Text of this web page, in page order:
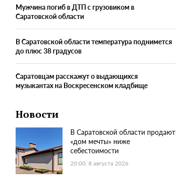
Мужчина погиб в ДТП с грузовиком в
Саратовской области
В Саратовской области температура поднимется
до плюс 38 градусов
Саратовцам расскажут о выдающихся
музыкантах на Воскресенском кладбище
Новости
В Саратовской области продают
«дом мечты» ниже
себестоимости
20:00, 8 августа 2026